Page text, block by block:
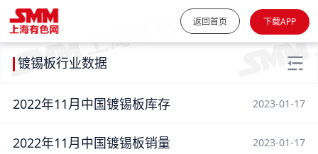
返回首页 下载APP
镀锡板行业数据
2022年11月中国镀锡板库存 2023-01-17
2022年11月中国镀锡板销量 2023-01-17